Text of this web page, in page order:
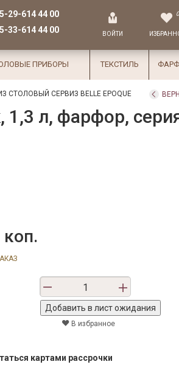
29-614 44 00
33-614 44 00
ВОЙТИ
0
ПРИБОРЫ ТЕКСТИЛЬ
СТОЛОВЫЙ СЕРВИЗ BELLE EPOQUE
1,3 л, фарфор,
коп.
В избранное
картами рассрочки